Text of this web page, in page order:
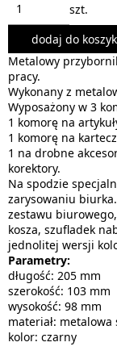
szt.
dodaj do
Metalowy
pracy.
Wykonany z
Wyposażony w 3
1 komorę na
1 komorę na
1 na drobne
korektory.
Na spodzie
zarysowaniu
zestawu
kosza, szufladek
jednolitej wersji
Parametry:
długość: 205 mm
szerokość: 103 mm
wysokość: 98 mm
materiał: metalowa
kolor: czarny